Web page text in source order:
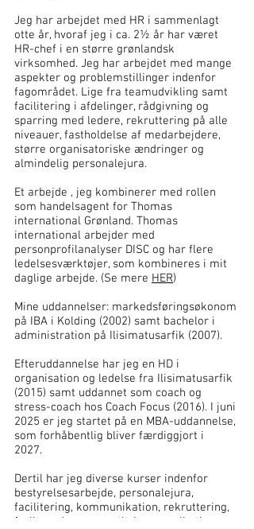
Jeg har arbejdet med HR i sammenlagt
otte år, hvoraf jeg i ca. 2½ år har været
HR-chef i en større grønlandsk
virksomhed. Jeg har arbejdet med mange
aspekter og problemstillinger indenfor
fagområdet. Lige fra teamudvikling samt
facilitering i afdelinger, rådgivning og
sparring med ledere, rekruttering på alle
niveauer, fastholdelse af medarbejdere,
større organisatoriske ændringer og
almindelig personalejura.
Et arbejde , jeg kombinerer med rollen
som handelsagent for Thomas
international Grønland. Thomas
international arbejder med
personprofilanalyser DISC og har flere
ledelsesværktøjer, som kombineres i mit
daglige arbejde. (Se mere HER)
Mine uddannelser: markedsføringsøkonom
på IBA i Kolding (2002) samt bachelor i
administration på Ilisimatusarfik (2007).
Efteruddannelse har jeg en HD i
organisation og ledelse fra Ilisimatusarfik
(2015) samt uddannet som coach og
stress-coach hos Coach Focus (2016). I juni
2025 er jeg startet på en MBA-uddannelse,
som forhåbentlig bliver færdiggjort i
2027.
Dertil har jeg diverse kurser indenfor
bestyrelsesarbejde, personalejura,
facilitering, kommunikation, rekruttering,
farlig gods og assertiv kommunikation mv.